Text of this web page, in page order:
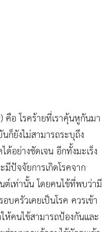
คือ โรคร้ายที่เราคุ้นหูกันมา
ยังไม่สามารถระบุถึง
ด้อย่างชัดเจน อีกทั้งมะเร็ง
ปัจจัยการเกิดโรคจาก
ต์เท่านั้น โดยคนไข้ที่พบว่ามี
ครัวเคยเป็นโรค ควรเข้า
ห้คนไข้สามารถป้องกันและ